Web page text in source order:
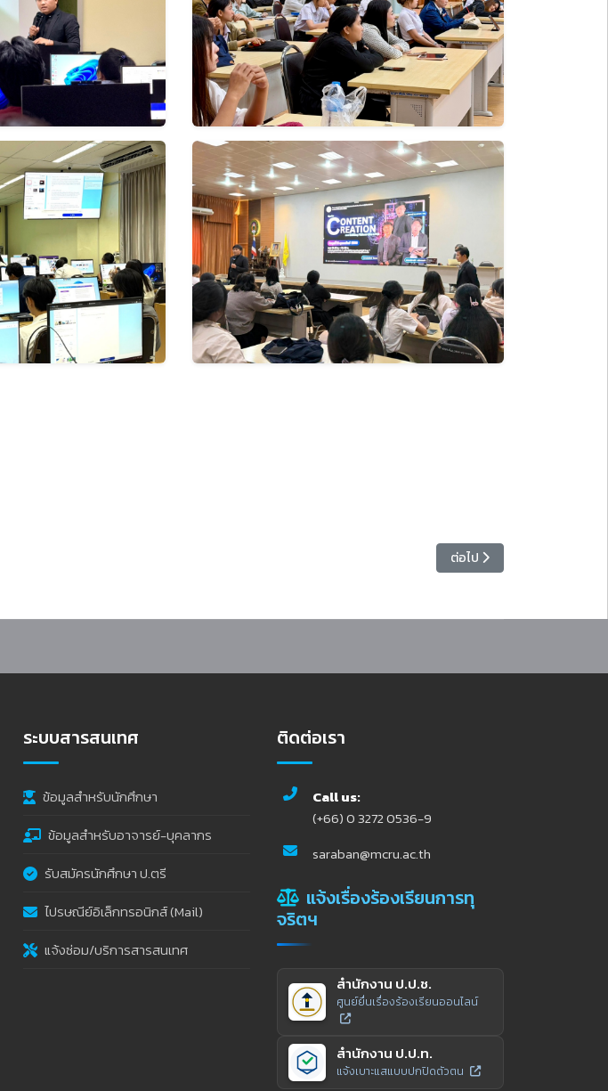
งกฤษแก่นักเรียนโรงเรียนวัดดอนสาลี (สาลีประชาสรรค์) เนื้อหาถัดไป: มหาวิทยาลัยรา
ต่อไป
ระบบสารสนเทศ
ข้อมูลสำหรับนักศึกษา
ข้อมูลสำหรับอาจารย์-บุคลากร
รับสมัครนักศึกษา ป.ตรี
ไปรษณีย์อิเล็กทรอนิกส์ (Mail)
แจ้งซ่อม/บริการสารสนเทศ
ติดต่อเรา
Call us:
(+66) 0 3272 0536-9
saraban@mcru.ac.th
แจ้งเรื่องร้องเรียนการทุ
จริตฯ
สำนักงาน ป.ป.ช.
ศูนย์ยื่นเรื่องร้องเรียนออนไลน์
สำนักงาน ป.ป.ท.
แจ้งเบาะแสแบบปกปิดตัวตน